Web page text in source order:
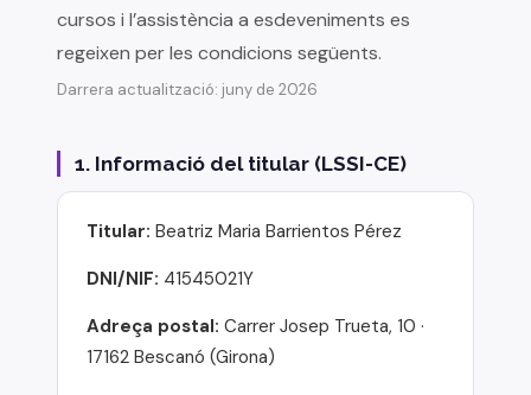
cursos i l’assistència a esdeveniments es
regeixen per les condicions següents.
Darrera actualització: juny de 2026
1. Informació del titular (LSSI-CE)
Titular: Beatriz Maria Barrientos Pérez
DNI/NIF: 41545021Y
Adreça postal: Carrer Josep Trueta, 10 ·
17162 Bescanó (Girona)